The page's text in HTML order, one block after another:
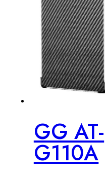
GG AT-
G110A